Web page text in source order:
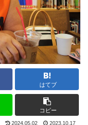
はてブ
コピー
2024.05.02 2023.10.17